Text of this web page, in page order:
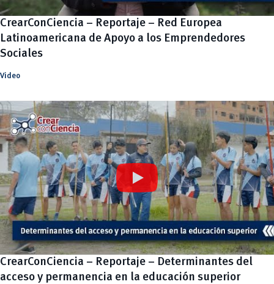
CrearConCiencia – Reportaje – Red Europea
Latinoamericana de Apoyo a los Emprendedores
Sociales
Video
CrearConCiencia – Reportaje – Determinantes del
acceso y permanencia en la educación superior